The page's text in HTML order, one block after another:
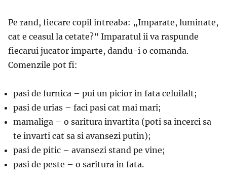
Pe rand, fiecare copil intreaba: „Imparate, luminate,
cat e ceasul la cetate?” Imparatul ii va raspunde
fiecarui jucator imparte, dandu-i o comanda.
Comenzile pot fi:
pasi de furnica – pui un picior in fata celuilalt;
pasi de urias – faci pasi cat mai mari;
mamaliga – o saritura invartita (poti sa incerci sa
te invarti cat sa si avansezi putin);
pasi de pitic – avansezi stand pe vine;
pasi de peste – o saritura in fata.